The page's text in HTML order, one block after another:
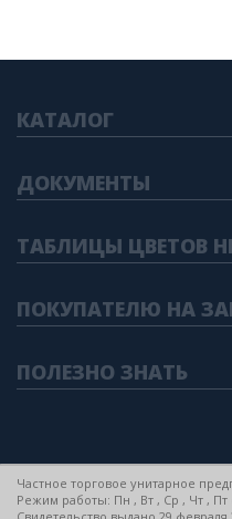
КАТАЛОГ
ДОКУМЕНТЫ
ТАБЛИЦЫ ЦВЕТОВ
ПОКУПАТЕЛЮ НА
ПОЛЕЗНО ЗНАТЬ
Частное торговое унитарное
Режим работы: Пн , Вт , Ср , Чт , Пт
Свидетельство выдано 29